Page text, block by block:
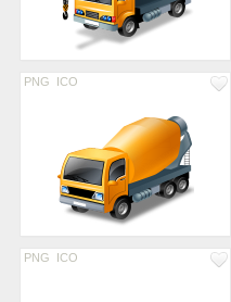
PNG ICO
PNG ICO